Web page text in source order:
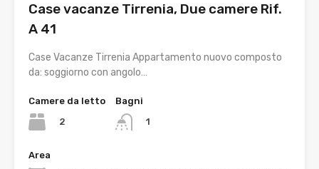
Case vacanze Tirrenia, Due camere Rif.
A 41
Case Vacanze Tirrenia Appartamento nuovo composto
da: soggiorno con angolo…
Camere da letto
2
Bagni
1
Area